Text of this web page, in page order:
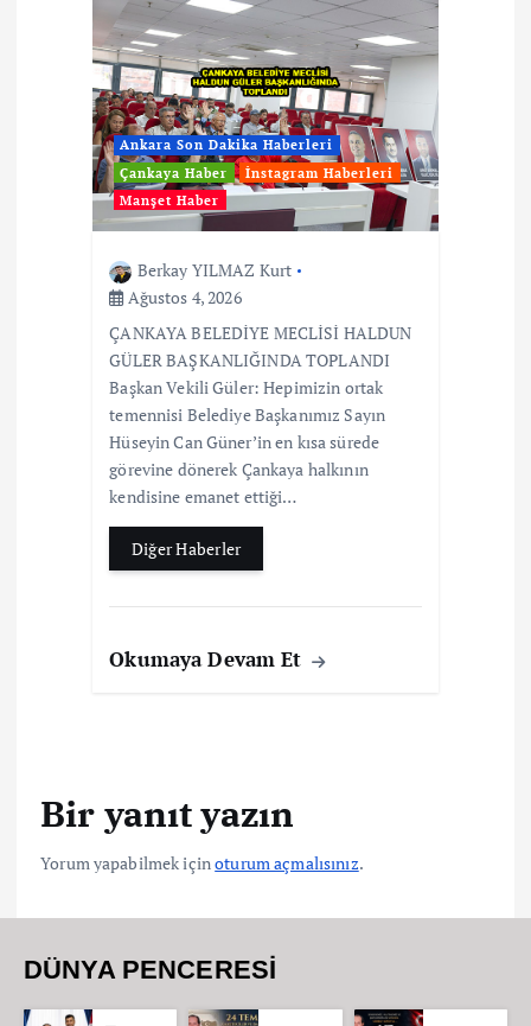
Ankara Son Dakika Haberleri
Çankaya Haber
İnstagram Haberleri
Manşet Haber
Berkay YILMAZ Kurt
Ağustos 4, 2026
ÇANKAYA BELEDİYE MECLİSİ HALDUN
GÜLER BAŞKANLIĞINDA TOPLANDI
Başkan Vekili Güler: Hepimizin ortak
temennisi Belediye Başkanımız Sayın
Hüseyin Can Güner’in en kısa sürede
görevine dönerek Çankaya halkının
kendisine emanet ettiği…
Diğer Haberler
Okumaya Devam Et
Bir yanıt yazın
Yorum yapabilmek içinoturum açmalısınız.
DÜNYA PENCERESİ